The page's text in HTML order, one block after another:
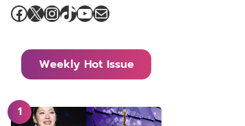
Facebook
X Instagram
TikTok
YouTube
Mail
Weekly Hot Issue